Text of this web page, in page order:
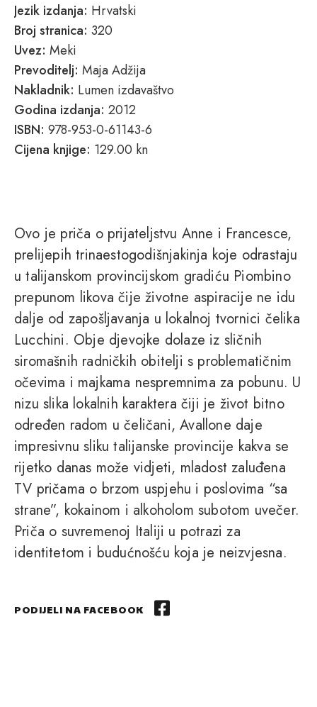
Jezik izdanja: Hrvatski
Broj stranica: 320
Uvez: Meki
Prevoditelj: Maja Adžija
Nakladnik: Lumen izdavaštvo
Godina izdanja: 2012
ISBN: 978-953-0-61143-6
Cijena knjige: 129.00 kn
Ovo je priča o prijateljstvu Anne i Francesce,
prelijepih trinaestogodišnjakinja koje odrastaju
u talijanskom provincijskom gradiću Piombino
prepunom likova čije životne aspiracije ne idu
dalje od zapošljavanja u lokalnoj tvornici čelika
Lucchini. Obje djevojke dolaze iz sličnih
siromašnih radničkih obitelji s problematičnim
očevima i majkama nespremnima za pobunu. U
nizu slika lokalnih karaktera čiji je život bitno
određen radom u čeličani, Avallone daje
impresivnu sliku talijanske provincije kakva se
rijetko danas može vidjeti, mladost zaluđena
TV pričama o brzom uspjehu i poslovima “sa
strane”, kokainom i alkoholom subotom uvečer.
Priča o suvremenoj Italiji u potrazi za
identitetom i budućnošću koja je neizvjesna.
PODIJELI NA FACEBOOK